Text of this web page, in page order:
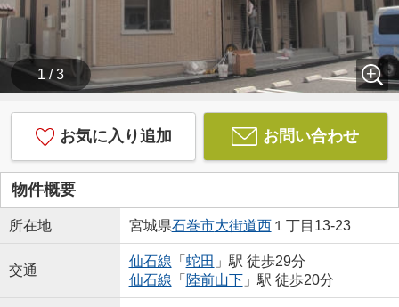
1 / 3
お気に入り追加 お問い合わせ
物件概要
所在地 宮城県石巻市大街道西１丁目13-23
交通
仙石線 「 蛇田 」駅 徒歩29分
仙石線 「 陸前山下」駅 徒歩20分